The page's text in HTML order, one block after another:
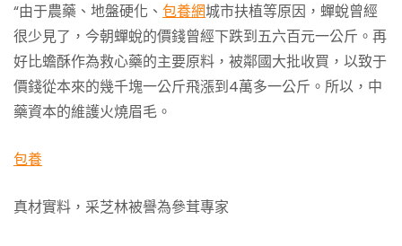
“由于農藥、地盤硬化、 包養網城市扶植等原因，蟬蛻曾經
很少見了，今朝蟬蛻的價錢曾經下跌到五六百元一公斤。再
好比蟾酥作為救心藥的主要原料，被鄰國大批收買，以致于
價錢從本來的幾千塊一公斤飛漲到4萬多一公斤。所以，中
藥資本的維護火燒眉毛。
包養
真材實料，采芝林被譽為參茸專家